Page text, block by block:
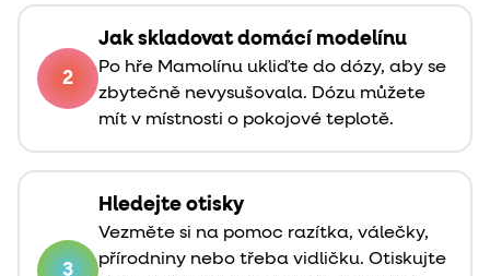
2
Jak skladovat domácí modelínu
Po hře Mamolínu ukliďte do dózy, aby se
zbytečně nevysušovala. Dózu můžete
mít v místnosti o pokojové teplotě.
3
Hledejte otisky
Vezměte si na pomoc razítka, válečky,
přírodniny nebo třeba vidličku. Otiskujte